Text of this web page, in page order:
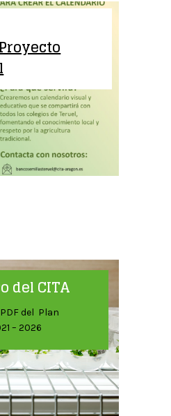
del CITA
del Plan
– 2026